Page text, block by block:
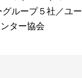
ループ５社／ユー
ター協会